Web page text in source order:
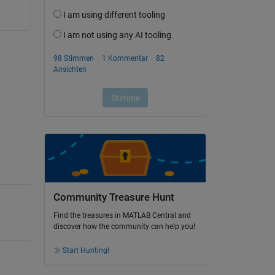
Community Treasure Hunt
Find the treasures in MATLAB Central and
discover how the community can help you!
Start Hunting!